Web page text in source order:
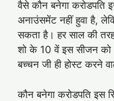
वैसे कौन बनेगा करोडपति
अनाउंसमेंट नहीं हुवा है,
सकता है। हर साल की
शो के 10 वें इस सीजन को
बच्‍चन जी ही होस्‍ट करने
कौन बनेगा करोडपति इस